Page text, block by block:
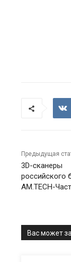
Предыдущая
3D-сканеры
российского
AM.TECH-
Вас может